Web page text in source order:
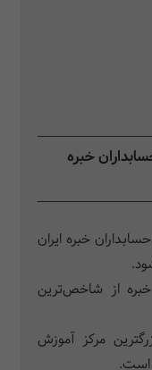
خبره
خبره ایران
خبره از شاخص‌ترین
مرکز آموزش
است.